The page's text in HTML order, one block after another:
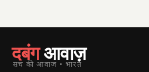
दबंगआवाज़
सच की आवाज़ • भारत